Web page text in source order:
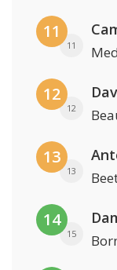
11
11
12
12
13
13
14
15